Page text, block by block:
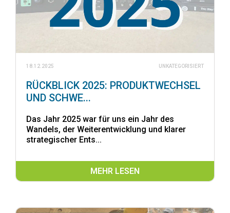
18.12.2025 UNKATEGORISIERT
RÜCKBLICK 2025: PRODUKTWECHSEL
UND SCHWE...
Das Jahr 2025 war für uns ein Jahr des
Wandels, der Weiterentwicklung und klarer
strategischer Ents...
MEHR LESEN